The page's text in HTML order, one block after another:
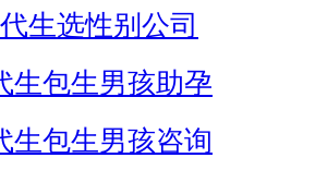
生选性别公司
生包生男孩助孕
生包生男孩咨询